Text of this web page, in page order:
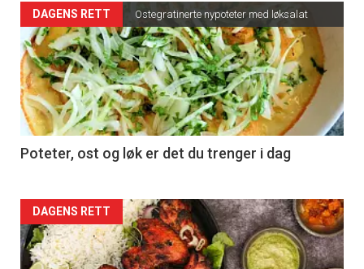
DAGENS RETT Ostegratinerte nypoteter med løksalat
Poteter, ost og løk er det du trenger i dag
Forsiden
akkurat
DAGENS RETT